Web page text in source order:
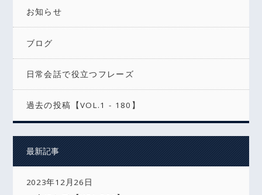
お知らせ
ブログ
日常会話で役立つフレーズ
過去の投稿【VOL.1 - 180】
最新記事
2023年12月26日